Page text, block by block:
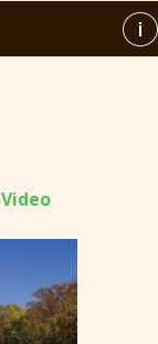
Video